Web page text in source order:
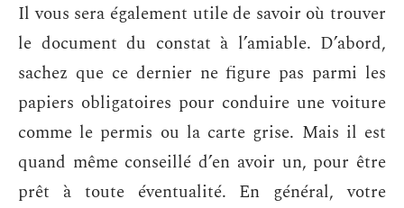
Il vous sera également utile de savoir où trouver
le document du constat à l’amiable. D’abord,
sachez que ce dernier ne figure pas parmi les
papiers obligatoires pour conduire une voiture
comme le permis ou la carte grise. Mais il est
quand même conseillé d’en avoir un, pour être
prêt à toute éventualité. En général, votre